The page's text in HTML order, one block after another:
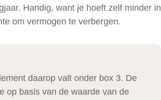
Handig, want je hoeft zelf minder in
om vermogen te verbergen.
daarop valt onder box 3. De
op basis van de waarde van de